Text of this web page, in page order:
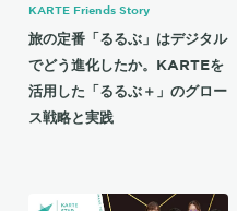
KARTE Friends Story
旅の定番「るるぶ」はデジタル
でどう進化したか。KARTEを
活用した「るるぶ＋」のグロー
ス戦略と実践